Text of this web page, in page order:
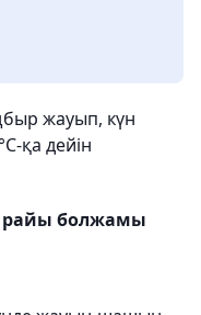
жауып, күн
қа дейін
райы болжамы